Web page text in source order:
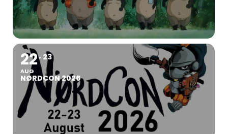
22
AUG
23
NØRDCON 2026